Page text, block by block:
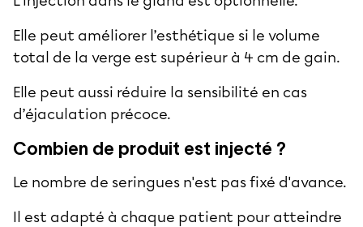
Elle peut améliorer l’esthétique si le volume
total de la verge est supérieur à 4 cm de gain.
Elle peut aussi réduire la sensibilité en cas
d’éjaculation précoce.
Combien de produit est injecté ?
Le nombre de seringues n'est pas fixé d'avance.
Il est adapté à chaque patient pour atteindre